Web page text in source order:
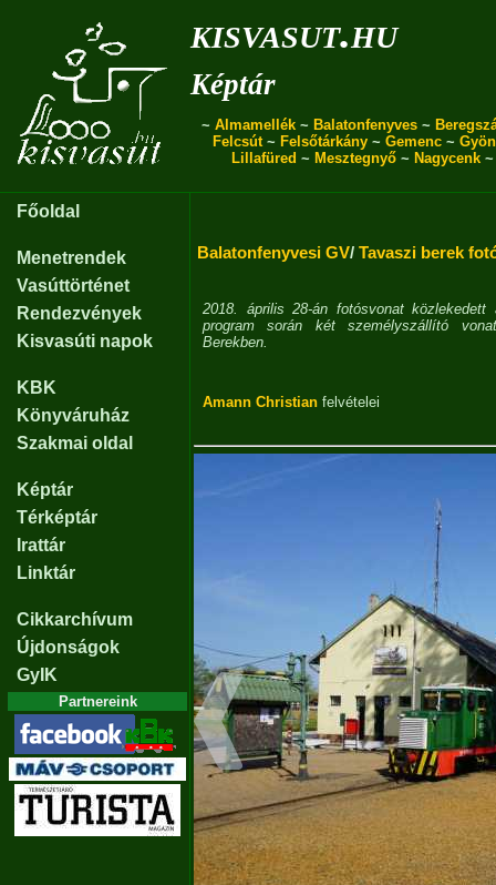
kisvasut.hu
Képtár
~ Almamellék ~ Balatonfenyves ~
Felcsút~ Felsőtárkány ~ Gemenc ~
Lillafüred ~ Mesztegnyő~ Nagycenk
Főoldal
Menetrendek
Vasúttörténet
Rendezvények
Kisvasúti napok
KBK
Könyváruház
Szakmai oldal
Képtár
Térképtár
Irattár
Linktár
Cikkarchívum
Újdonságok
GyIK
Partnereink
Balatonfenyvesi GV/ Tavaszi berek
2018. április 28-án fotósvonat
program során két személyszállító
Berekben.
Amann Christian felvételei